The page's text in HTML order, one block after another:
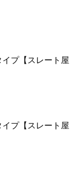
プ【スレート屋
プ【スレート屋